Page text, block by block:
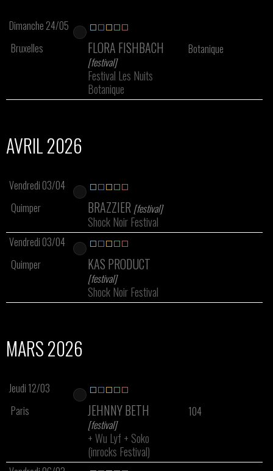
Dimanche 24/05
Bruxelles
FLORA FISHBACH
[festival]
Festival Les Nuits
Botanique
Botanique
AVRIL 2026
Vendredi 03/04
Quimper
BRAZZIER [festival]
Shock Noir Festival
Vendredi 03/04
Quimper
KAS PRODUCT
[festival]
Shock Noir Festival
MARS 2026
Jeudi 12/03
Paris
JEHNNY BETH
[festival]
+Wu Lyf + Soko
(inrocks Festival)
104